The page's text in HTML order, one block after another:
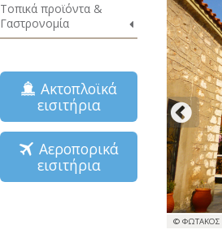
Τοπικά προϊόντα &
Γαστρονομία
Ακτοπλοϊκά
εισιτήρια
Αεροπορικά
εισιτήρια
© ΦΩΤΑΚΟΣ